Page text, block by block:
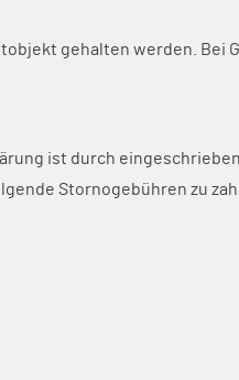
gehalten werden. Bei
ist durch
Stornogebühren zu